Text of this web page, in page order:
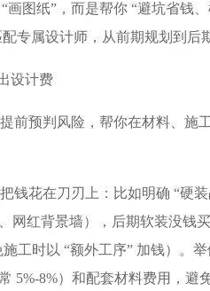
图纸”，而是帮你 “避坑省钱
专属设计师，从前期规划到后
设计费​
前预判风险，帮你在材料、施
钱花在刀刃上：比如明确 “硬
网红背景墙），后期软装没钱
工时以 “额外工序” 加钱）。
5%-8%）和配套材料费用，避